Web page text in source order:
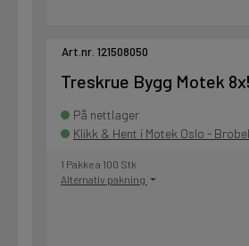
Art.nr. 121508050
Treskrue Bygg Motek
På nettlager
Klikk & Hent i Motek Oslo -
1 Pakke a 100 Stk
Alternativ pakning